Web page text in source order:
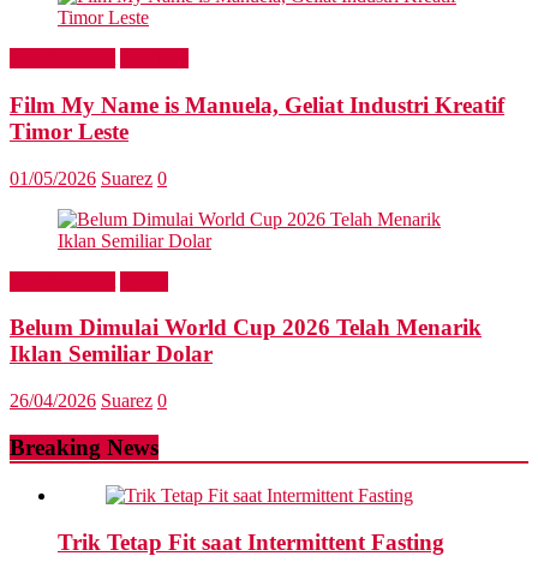
Film My Name is Manuela, Geliat Industri Kreatif
Timor Leste
01/05/2026 Suarez 0
Belum Dimulai World Cup 2026 Telah Menarik
Iklan Semiliar Dolar
26/04/2026 Suarez 0
Breaking News
Trik Tetap Fit saat Intermittent Fasting